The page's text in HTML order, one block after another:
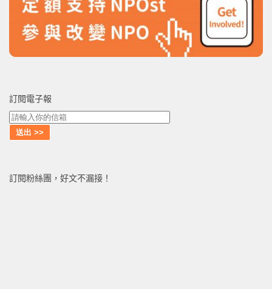
訂閱電子報
訂閱粉絲團，好文不漏接！